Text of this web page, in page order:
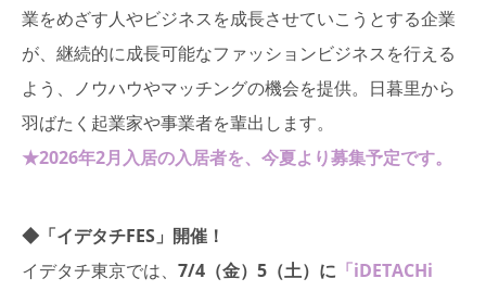
業をめざす人やビジネスを成長させていこうとする企業
が、継続的に成長可能なファッションビジネスを行える
よう、ノウハウやマッチングの機会を提供。日暮里から
羽ばたく起業家や事業者を輩出します。
★2026年2月入居の入居者を、今夏より募集予定です。
◆「イデタチFES」開催！
イデタチ東京では、 7/4（金）5（土）に 「iDETACHi